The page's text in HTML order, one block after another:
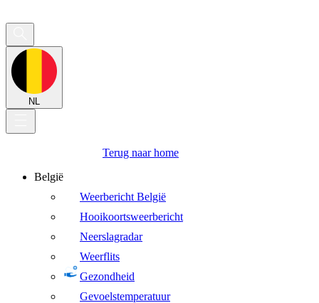
NL
Terug naar home
België
Weerbericht België
Hooikoortsweerbericht
Neerslagradar
Weerflits
Gezondheid
Gevoelstemperatuur